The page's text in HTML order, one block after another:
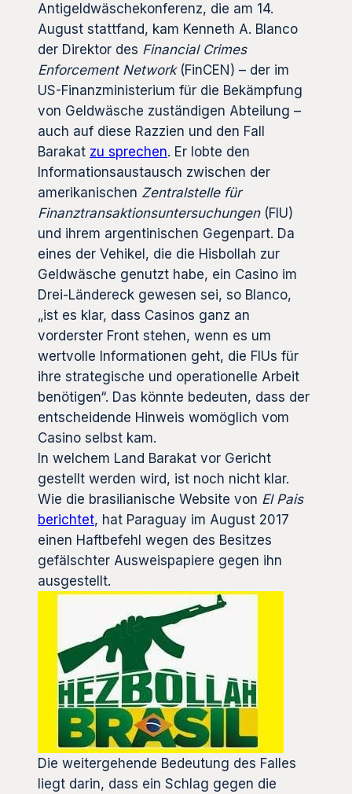
Antigeldwäschekonferenz, die am 14.
August stattfand, kam Kenneth A. Blanco
der Direktor des Financial Crimes
Enforcement Network(FinCEN) – der im
US-Finanzministerium für die Bekämpfung
von Geldwäsche zuständigen Abteilung –
auch auf diese Razzien und den Fall
Barakat zu sprechen. Er lobte den
Informationsaustausch zwischen der
amerikanischen Zentralstelle für
Finanztransaktionsuntersuchungen(FIU)
und ihrem argentinischen Gegenpart. Da
eines der Vehikel, die die Hisbollah zur
Geldwäsche genutzt habe, ein Casino im
Drei-Ländereck gewesen sei, so Blanco,
„ist es klar, dass Casinos ganz an
vorderster Front stehen, wenn es um
wertvolle Informationen geht, die FIUs für
ihre strategische und operationelle Arbeit
benötigen“. Das könnte bedeuten, dass der
entscheidende Hinweis womöglich vom
Casino selbst kam.
In welchem Land Barakat vor Gericht
gestellt werden wird, ist noch nicht klar.
Wie die brasilianische Website von El Pais
berichtet, hat Paraguay im August 2017
einen Haftbefehl wegen des Besitzes
gefälschter Ausweispapiere gegen ihn
ausgestellt.
Die weitergehende Bedeutung des Falles
liegt darin, dass ein Schlag gegen die